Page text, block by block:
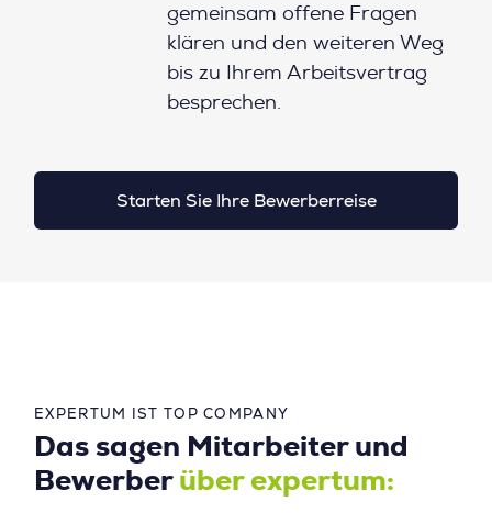
gemeinsam offene Fragen
klären und den weiteren Weg
bis zu Ihrem Arbeitsvertrag
besprechen.
Starten Sie Ihre Bewerberreise
EXPERTUM IST TOP COMPANY
Das sagen Mitarbeiter und
Bewerber über expertum: